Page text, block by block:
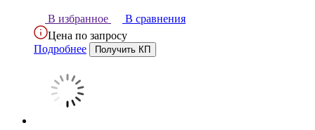
В избранное
В сравнения
Цена по запросу
Подробнее